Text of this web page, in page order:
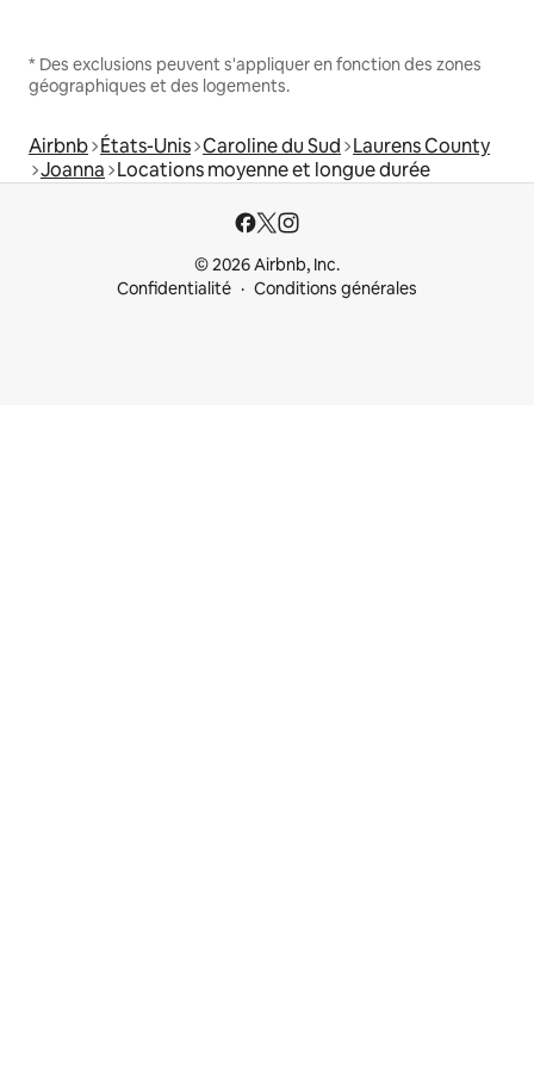
* Des exclusions peuvent s'appliquer en fonction des zones
géographiques et des logements.
Airbnb États-Unis Caroline du Sud Laurens County
Joanna Locations moyenne et longue durée
© 2026 Airbnb, Inc.
Confidentialité
Conditions générales